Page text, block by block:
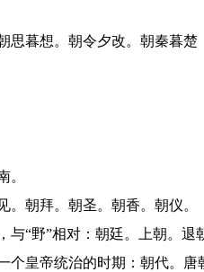
思暮想。朝令夕改。朝秦暮楚
。
。朝拜。朝圣。朝香。朝仪。
与“野”相对：朝廷。上朝。
个皇帝统治的时期：朝代。唐